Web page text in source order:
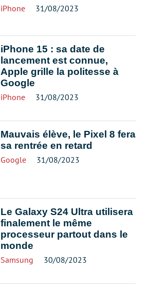
iPhone 31/08/2023
iPhone 15 : sa date de
lancement est connue,
Apple grille la politesse à
Google
iPhone 31/08/2023
Mauvais élève, le Pixel 8 fera
sa rentrée en retard
Google 31/08/2023
Le Galaxy S24 Ultra utilisera
finalement le même
processeur partout dans le
monde
Samsung 30/08/2023